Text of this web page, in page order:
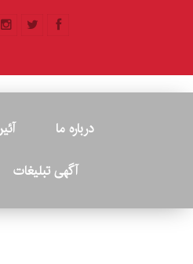
درباره ما
آگهی تبلیغات